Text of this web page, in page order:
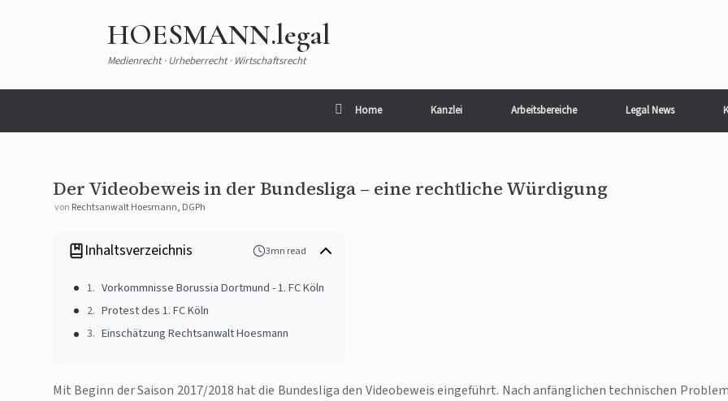
HOESMANN.legal
Medienrecht · Urheberrecht · Wirtschaftsrecht
Home Kanzlei Arbeitsbereiche Legal News
Der Videobeweis in der Bundesliga – eine rechtliche Würdigung
von Rechtsanwalt Hoesmann, DGPh
Inhaltsverzeichnis 3mn read
Vorkommnisse Borussia Dortmund - 1. FC Köln
Protest des 1. FC Köln
Einschätzung Rechtsanwalt Hoesmann
Mit Beginn der Saison 2017/2018 hat die Bundesliga den Videobeweis eingeführt. Nach anfänglichen technischen